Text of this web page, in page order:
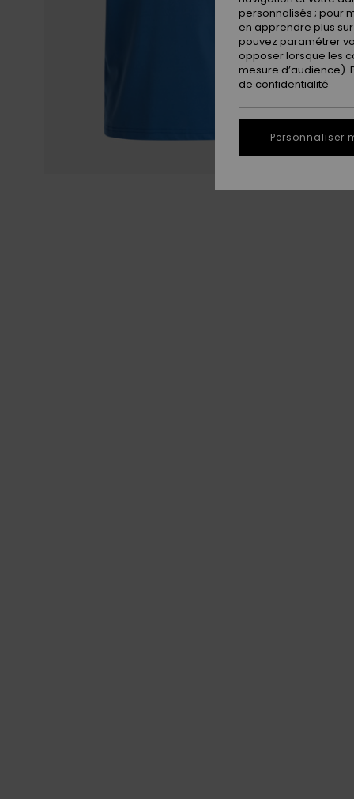
personnalisés ; pour
en apprendre plus
pouvez paramétrer
opposer lorsque les
mesure d’audience).
de confidentialité
Personnaliser